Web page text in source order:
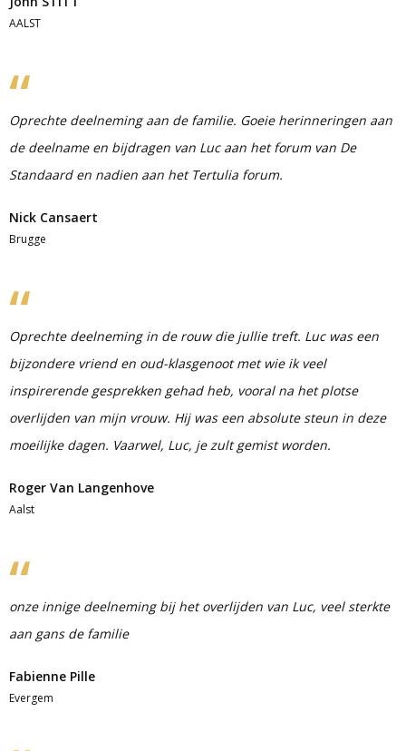
AALST
Oprechte deelneming aan de familie. Goeie herinneringen aan
de deelname en bijdragen van Luc aan het forum van De
Standaard en nadien aan het Tertulia forum.
Nick Cansaert
Brugge
Oprechte deelneming in de rouw die jullie treft. Luc was een
bijzondere vriend en oud-klasgenoot met wie ik veel
inspirerende gesprekken gehad heb, vooral na het plotse
overlijden van mijn vrouw. Hij was een absolute steun in deze
moeilijke dagen. Vaarwel, Luc, je zult gemist worden.
Roger Van Langenhove
Aalst
onze innige deelneming bij het overlijden van Luc, veel sterkte
aan gans de familie
Fabienne Pille
Evergem